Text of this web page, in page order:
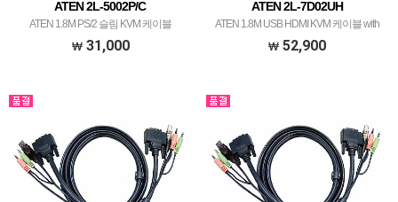
ATEN 2L-5002P/C
ATEN 1.8M PS/2 슬림 KVM 케이블
31,000
ATEN 2L-7D02UH
ATEN 1.8M USB HDMI KVM 케이블 with
오디오 2L-7D02UH
52,900